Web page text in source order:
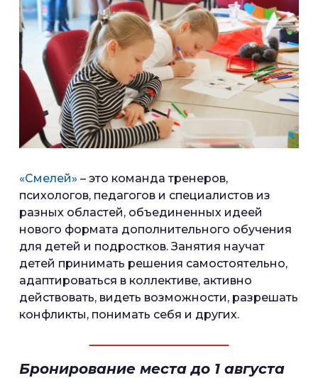
«Смелей» – это команда тренеров,
психологов, педагогов и специалистов из
разных областей, объединенных идеей
нового формата дополнительного обучения
для детей и подростков. Занятия научат
детей принимать решения самостоятельно,
адаптироваться в коллективе, активно
действовать, видеть возможности, разрешать
конфликты, понимать себя и других.
Бронирование места до 1 августа